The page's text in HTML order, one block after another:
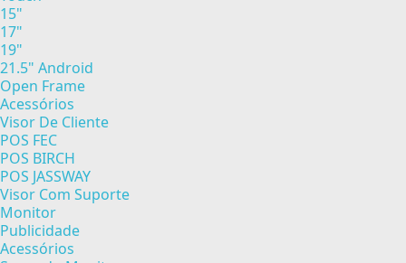
15"
17"
19"
21.5" Android
Open Frame
Acessórios
Visor De Cliente
POS FEC
POS BIRCH
POS JASSWAY
Visor Com Suporte
Monitor
Publicidade
Acessórios